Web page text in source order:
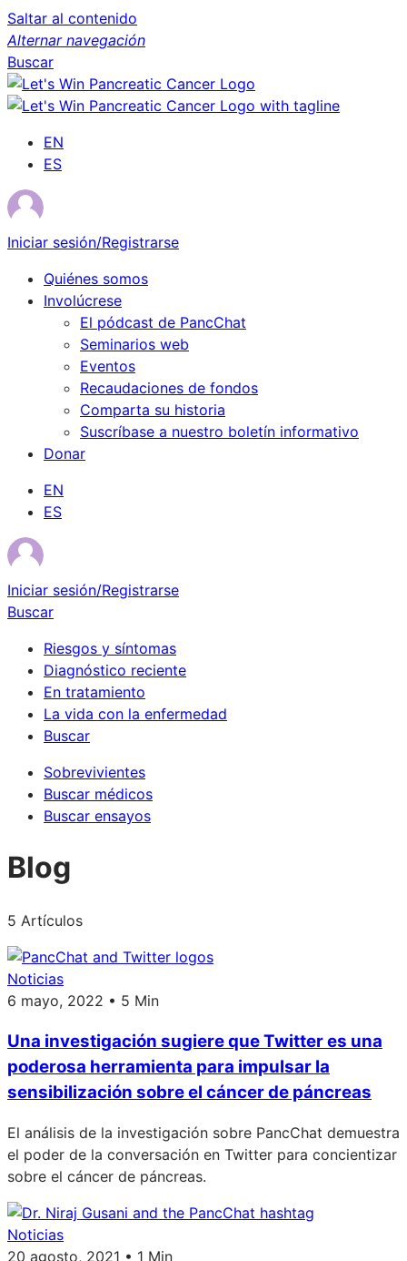
Saltar al contenido
Alternar navegación
Buscar
EN
ES
Iniciar sesión/Registrarse
Quiénes somos
Involúcrese
El pódcast de PancChat
Seminarios web
Eventos
Recaudaciones de fondos
Comparta su historia
Suscríbase a nuestro boletín informativo
Donar
EN
ES
Iniciar sesión/Registrarse
Buscar
Riesgos y síntomas
Diagnóstico reciente
En tratamiento
La vida con la enfermedad
Buscar
Sobrevivientes
Buscar médicos
Buscar ensayos
Blog
5 Artículos
Noticias
6 mayo, 2022 • 5 Min
Una investigación sugiere que Twitter es una
poderosa herramienta para impulsar la
sensibilización sobre el cáncer de páncreas
El análisis de la investigación sobre PancChat demuestra
el poder de la conversación en Twitter para concientizar
sobre el cáncer de páncreas.
Noticias
20 agosto, 2021 • 1 Min